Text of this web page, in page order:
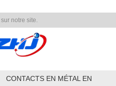
notre site.
CONTACTS EN MÉTAL EN